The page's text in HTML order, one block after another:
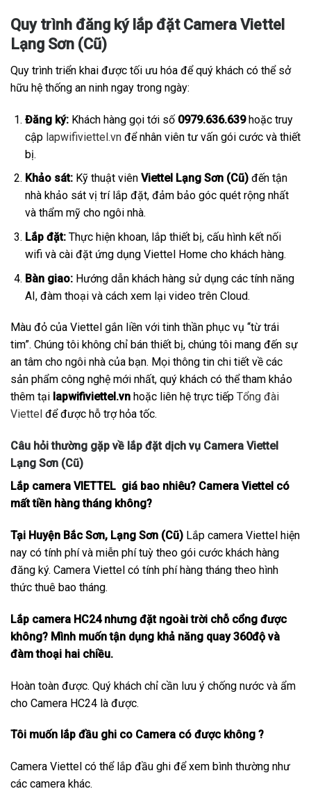
Quy trình đăng ký lắp đặt Camera Viettel
Lạng Sơn (Cũ)
Quy trình triển khai được tối ưu hóa để quý khách có thể sở
hữu hệ thống an ninh ngay trong ngày:
Đăng ký:Khách hàng gọi tới số 0979.636.639hoặc truy
cập lapwifiviettel.vnđể nhân viên tư vấn gói cước và thiết
bị.
Khảo sát:Kỹ thuật viên Viettel Lạng Sơn (Cũ)đến tận
nhà khảo sát vị trí lắp đặt, đảm bảo góc quét rộng nhất
và thẩm mỹ cho ngôi nhà.
Lắp đặt:Thực hiện khoan, lắp thiết bị, cấu hình kết nối
wifi và cài đặt ứng dụng Viettel Home cho khách hàng.
Bàn giao:Hướng dẫn khách hàng sử dụng các tính năng
AI, đàm thoại và cách xem lại video trên Cloud.
Màu đỏ của Viettel gắn liền với tinh thần phục vụ “từ trái
tim”. Chúng tôi không chỉ bán thiết bị, chúng tôi mang đến sự
an tâm cho ngôi nhà của bạn. Mọi thông tin chi tiết về các
sản phẩm công nghệ mới nhất, quý khách có thể tham khảo
thêm tại lapwifiviettel.vn hoặc liên hệ trực tiếp Tổng đài
Viettel để được hỗ trợ hỏa tốc.
Câu hỏi thường gặp về lắp đặt dịch vụ Camera Viettel
Lạng Sơn (Cũ)
Lắp camera VIETTEL giá bao nhiêu? Camera Viettel có
mất tiền hàng tháng không?
Tại Huyện Bắc Sơn, Lạng Sơn (Cũ) Lắp camera Viettel hiện
nay có tính phí và miễn phí tuỳ theo gói cước khách hàng
đăng ký. Camera Viettel có tính phí hàng tháng theo hình
thức thuê bao tháng.
Lắp camera HC24 nhưng đặt ngoài trời chỗ cổng được
không? Mình muốn tận dụng khả năng quay 360độ và
đàm thoại hai chiều.
Hoàn toàn được. Quý khách chỉ cần lưu ý chống nước và ẩm
cho Camera HC24 là được.
Tôi muốn lắp đầu ghi co Camera có được không ?
Camera Viettel có thể lắp đầu ghi để xem bình thường như
các camera khác.